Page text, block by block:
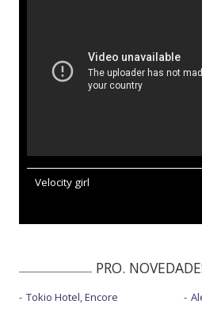
Velocity girl
PRO.
Tokio Hotel, Encore